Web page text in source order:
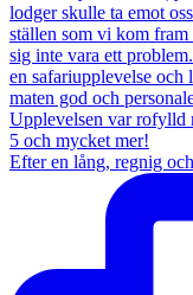
Efter en lång, regnig